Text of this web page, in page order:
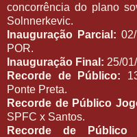
concorrência do plano
Solnnerkevic.
Inauguração Parcial:
POR.
Inauguração Final: 25/
Recorde de Público:
Ponte Preta.
Recorde de Público
SPFC x Santos.
Recorde de Público